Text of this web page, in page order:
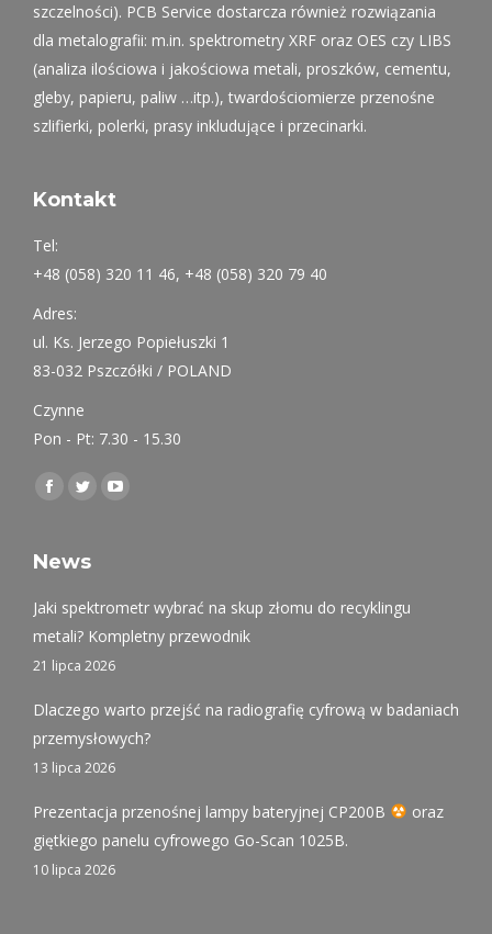
szczelności). PCB Service dostarcza również rozwiązania
dla metalografii: m.in. spektrometry XRF oraz OES czy LIBS
(analiza ilościowa i jakościowa metali, proszków, cementu,
gleby, papieru, paliw …itp.), twardościomierze przenośne
szlifierki, polerki, prasy inkludujące i przecinarki.
Kontakt
Tel:
+48 (058) 320 11 46, +48 (058) 320 79 40
Adres:
ul. Ks. Jerzego Popiełuszki 1
83-032 Pszczółki / POLAND
Czynne
Pon - Pt: 7.30 - 15.30
Find us on:
Facebook
opens
new
window
Twitter
opens
new
window
YouTube
new
window
News
Jaki spektrometr wybrać na skup złomu do recyklingu
metali? Kompletny przewodnik
21 lipca 2026
Dlaczego warto przejść na radiografię cyfrową w badaniach
przemysłowych?
13 lipca 2026
Prezentacja przenośnej lampy bateryjnej CP200B
oraz
giętkiego panelu cyfrowego Go-Scan 1025B.
10 lipca 2026